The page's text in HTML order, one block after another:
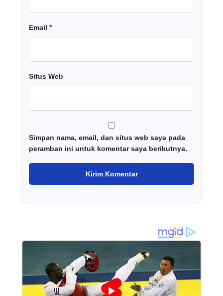
Email *
Situs Web
Simpan nama, email, dan situs web saya pada
peramban ini untuk komentar saya berikutnya.